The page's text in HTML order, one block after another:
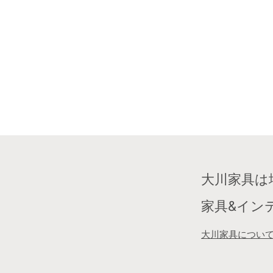
大川家具
家具&イン
大川家具につい